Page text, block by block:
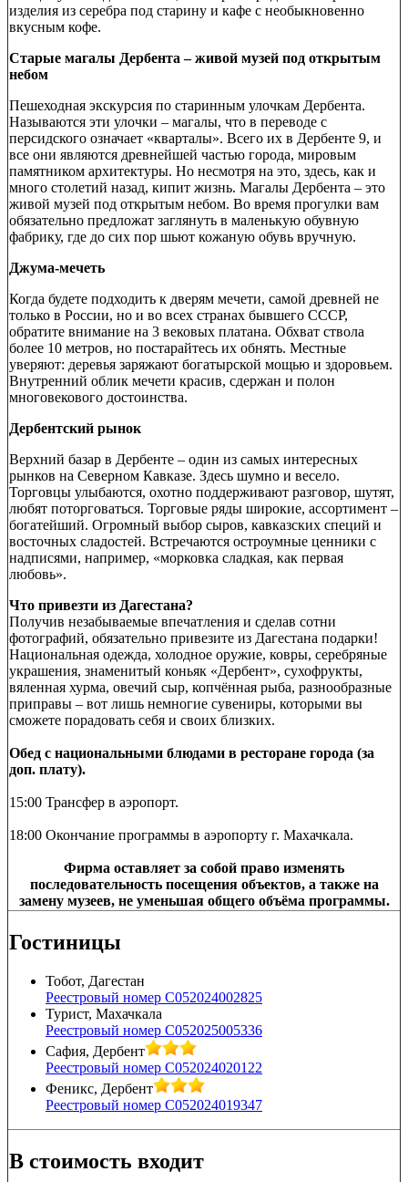
изделия из серебра под старину и кафе с необыкновенно
вкусным кофе.
Старые магалы Дербента – живой музей под открытым
небом
Пешеходная экскурсия по старинным улочкам Дербента.
Называются эти улочки – магалы, что в переводе с
персидского означает «кварталы». Всего их в Дербенте 9, и
все они являются древнейшей частью города, мировым
памятником архитектуры. Но несмотря на это, здесь, как и
много столетий назад, кипит жизнь. Магалы Дербента – это
живой музей под открытым небом. Во время прогулки вам
обязательно предложат заглянуть в маленькую обувную
фабрику, где до сих пор шьют кожаную обувь вручную.
Джума-мечеть
Когда будете подходить к дверям мечети, самой древней не
только в России, но и во всех странах бывшего СССР,
обратите внимание на 3 вековых платана. Обхват ствола
более 10 метров, но постарайтесь их обнять. Местные
уверяют: деревья заряжают богатырской мощью и здоровьем.
Внутренний облик мечети красив, сдержан и полон
многовекового достоинства.
Дербентский рынок
Верхний базар в Дербенте – один из самых интересных
рынков на Северном Кавказе. Здесь шумно и весело.
Торговцы улыбаются, охотно поддерживают разговор, шутят,
любят поторговаться. Торговые ряды широкие, ассортимент –
богатейший. Огромный выбор сыров, кавказских специй и
восточных сладостей. Встречаются остроумные ценники с
надписями, например, «морковка сладкая, как первая
любовь».
Что привезти из Дагестана?
Получив незабываемые впечатления и сделав сотни
фотографий, обязательно привезите из Дагестана подарки!
Национальная одежда, холодное оружие, ковры, серебряные
украшения, знаменитый коньяк «Дербент», сухофрукты,
вяленная хурма, овечий сыр, копчённая рыба, разнообразные
приправы – вот лишь немногие сувениры, которыми вы
сможете порадовать себя и своих близких.
Обед с национальными блюдами в ресторане города (за
доп. плату).
15:00 Трансфер в аэропорт.
18:00 Окончание программы в аэропорту г. Махачкала.
Фирма оставляет за собой право изменять
последовательность посещения объектов, а также на
замену музеев, не уменьшая общего объёма программы.
Гостиницы
Тобот, Дагестан
Реестровый номер С052024002825
Турист, Махачкала
Реестровый номер С052025005336
Сафия, Дербент
Реестровый номер С052024020122
Феникс, Дербент
Реестровый номер С052024019347
В стоимость входит